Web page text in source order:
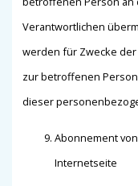
Verantwortlichen
werden für Zwecke
zur betroffenen
dieser
Abonnement
Internetseite